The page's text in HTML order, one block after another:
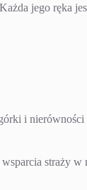
jego ręka
i
straży w